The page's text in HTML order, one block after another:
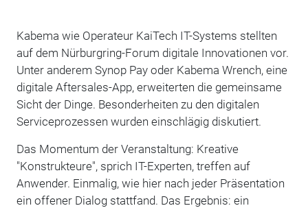
Kabema wie Operateur KaiTech IT-Systems stellten
auf dem Nürburgring-Forum digitale Innovationen vor.
Unter anderem Synop Pay oder Kabema Wrench, eine
digitale Aftersales-App, erweiterten die gemeinsame
Sicht der Dinge. Besonderheiten zu den digitalen
Serviceprozessen wurden einschlägig diskutiert.
Das Momentum der Veranstaltung: Kreative
"Konstrukteure", sprich IT-Experten, treffen auf
Anwender. Einmalig, wie hier nach jeder Präsentation
ein offener Dialog stattfand. Das Ergebnis: ein